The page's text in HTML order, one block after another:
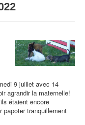
9 juillet avec 14
agrandir la maternelle!
étaient encore
papoter tranquillement